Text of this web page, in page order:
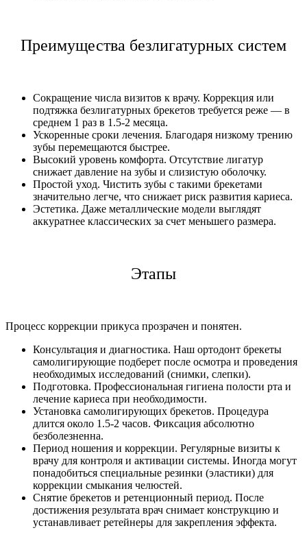
Преимущества безлигатурных систем
Сокращение числа визитов к врачу. Коррекция или
подтяжка безлигатурных брекетов требуется реже — в
среднем 1 раз в 1.5-2 месяца.
Ускоренные сроки лечения. Благодаря низкому трению
зубы перемещаются быстрее.
Высокий уровень комфорта. Отсутствие лигатур
снижает давление на зубы и слизистую оболочку.
Простой уход. Чистить зубы с такими брекетами
значительно легче, что снижает риск развития кариеса.
Эстетика. Даже металлические модели выглядят
аккуратнее классических за счет меньшего размера.
Этапы
Процесс коррекции прикуса прозрачен и понятен.
Консультация и диагностика. Наш ортодонт брекеты
самолигирующие подберет после осмотра и проведения
необходимых исследований (снимки, слепки).
Подготовка. Профессиональная гигиена полости рта и
лечение кариеса при необходимости.
Установка самолигирующих брекетов. Процедура
длится около 1.5-2 часов. Фиксация абсолютно
безболезненна.
Период ношения и коррекции. Регулярные визиты к
врачу для контроля и активации системы. Иногда могут
понадобиться специальные резинки (эластики) для
коррекции смыкания челюстей.
Снятие брекетов и ретенционный период. После
достижения результата врач снимает конструкцию и
устанавливает ретейнеры для закрепления эффекта.